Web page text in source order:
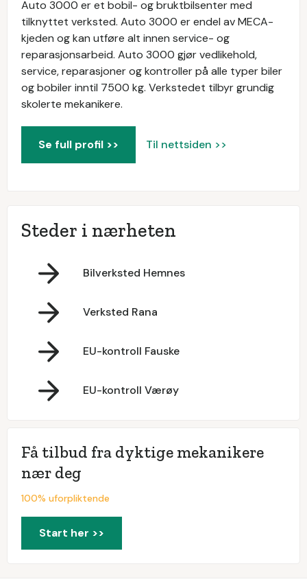
Auto 3000 er et bobil- og bruktbilsenter med
tilknyttet verksted. Auto 3000 er endel av MECA-
kjeden og kan utføre alt innen service- og
reparasjonsarbeid. Auto 3000 gjør vedlikehold,
service, reparasjoner og kontroller på alle typer biler
og bobiler inntil 7500 kg. Verkstedet tilbyr grundig
skolerte mekanikere.
Se full profil >> Til nettsiden >>
Steder i nærheten
Bilverksted Hemnes
Verksted Rana
EU-kontroll Fauske
EU-kontroll Værøy
Få tilbud fra dyktige mekanikere
nær deg
100% uforpliktende
Start her >>